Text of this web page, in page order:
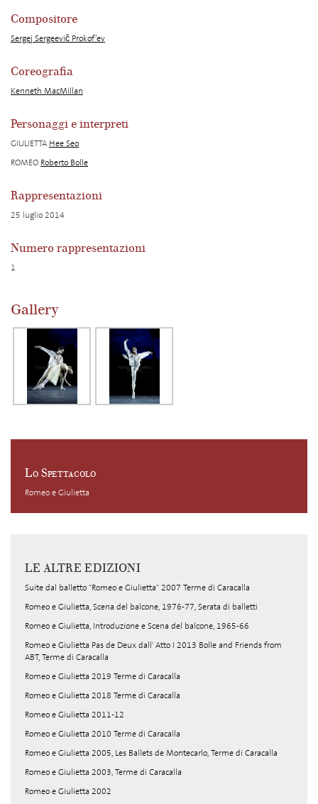
Compositore
Sergej Sergeevič Prokof’ev
Coreografia
Kenneth MacMillan
Personaggi e interpreti
GIULIETTA Hee Seo
ROMEO Roberto Bolle
Rappresentazioni
25 luglio 2014
Numero rappresentazioni
1
Gallery
Lo Spettacolo
Romeo e Giulietta
LE ALTRE EDIZIONI
Suite dal balletto "Romeo e Giulietta" 2007 Terme di Caracalla
Romeo e Giulietta, Scena del balcone, 1976-77, Serata di balletti
Romeo e Giulietta, Introduzione e Scena del balcone, 1965-66
Romeo e Giulietta Pas de Deux dall' Atto I 2013 Bolle and Friends from
ABT, Terme di Caracalla
Romeo e Giulietta 2019 Terme di Caracalla
Romeo e Giulietta 2018 Terme di Caracalla
Romeo e Giulietta 2011-12
Romeo e Giulietta 2010 Terme di Caracalla
Romeo e Giulietta 2005, Les Ballets de Montecarlo, Terme di Caracalla
Romeo e Giulietta 2003, Terme di Caracalla
Romeo e Giulietta 2002